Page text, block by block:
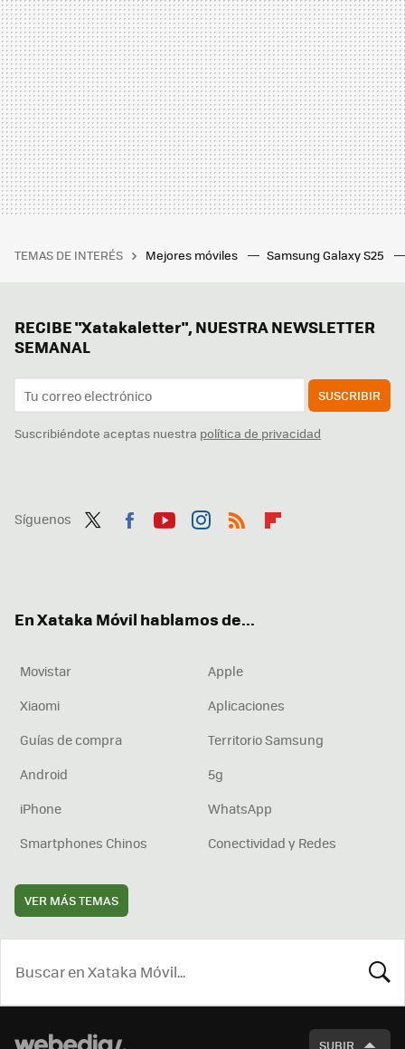
TEMAS DE INTERÉS Mejores móviles Samsung Galaxy S25
RECIBE "Xatakaletter", NUESTRA NEWSLETTER
SEMANAL
SUSCRIBIR
Suscribiéndote aceptas nuestra política de privacidad
Síguenos
En Xataka Móvil hablamos de...
Movistar
Apple
Xiaomi
Aplicaciones
Guías de compra
Territorio Samsung
Android
5g
iPhone
WhatsApp
Smartphones Chinos
Conectividad y Redes
VER MÁS TEMAS
SUBIR